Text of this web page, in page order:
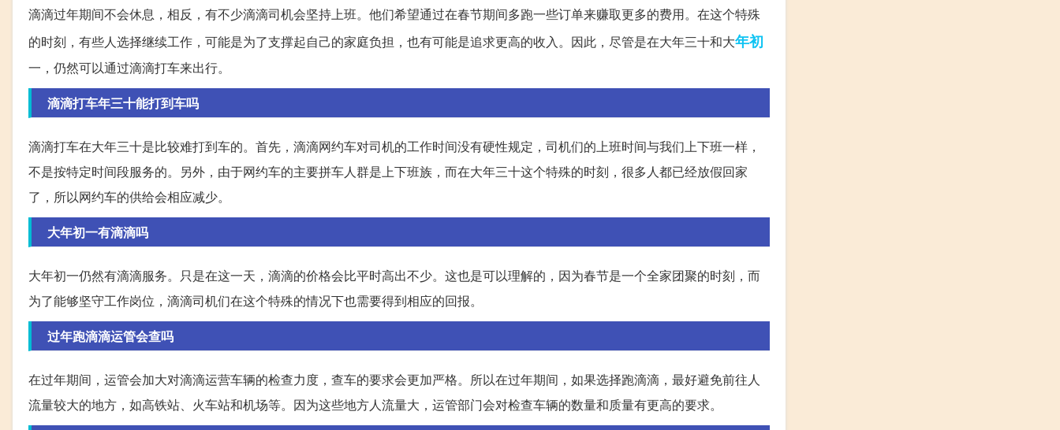
滴滴过年期间不会休息，相反，有不少滴滴司机会坚持上班。他们希望通过在春节期间多跑一些订单来赚取更多的费用。在这个特殊
的时刻，有些人选择继续工作，可能是为了支撑起自己的家庭负担，也有可能是追求更高的收入。因此，尽管是在大年三十和大年初
一，仍然可以通过滴滴打车来出行。
滴滴打车年三十能打到车吗
滴滴打车在大年三十是比较难打到车的。首先，滴滴网约车对司机的工作时间没有硬性规定，司机们的上班时间与我们上下班一样，
不是按特定时间段服务的。另外，由于网约车的主要拼车人群是上下班族，而在大年三十这个特殊的时刻，很多人都已经放假回家
了，所以网约车的供给会相应减少。
大年初一有滴滴吗
大年初一仍然有滴滴服务。只是在这一天，滴滴的价格会比平时高出不少。这也是可以理解的，因为春节是一个全家团聚的时刻，而
为了能够坚守工作岗位，滴滴司机们在这个特殊的情况下也需要得到相应的回报。
过年跑滴滴运管会查吗
在过年期间，运管会加大对滴滴运营车辆的检查力度，查车的要求会更加严格。所以在过年期间，如果选择跑滴滴，最好避免前往人
流量较大的地方，如高铁站、火车站和机场等。因为这些地方人流量大，运管部门会对检查车辆的数量和质量有更高的要求。